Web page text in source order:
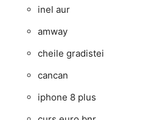
inel aur
amway
cheile gradistei
cancan
iphone 8 plus